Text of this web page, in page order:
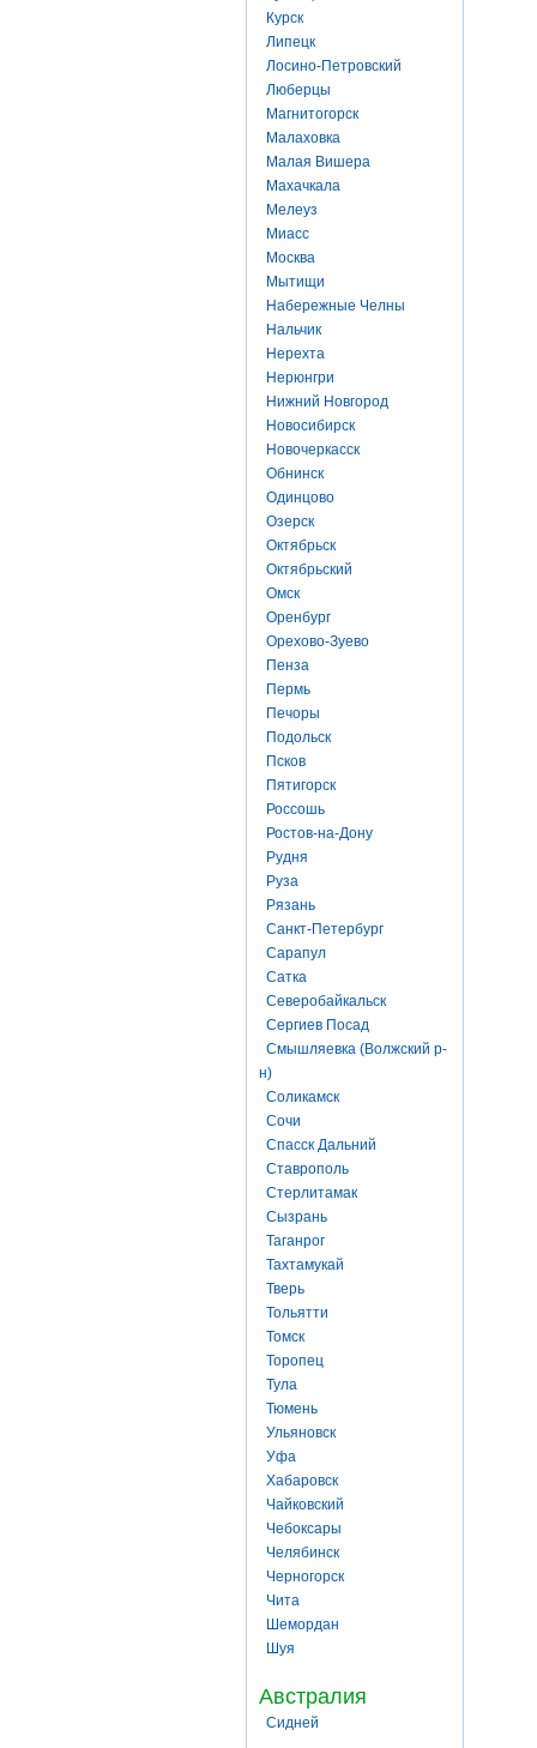
Курск
Липецк
Лосино-Петровский
Люберцы
Магнитогорск
Малаховка
Малая Вишера
Махачкала
Мелеуз
Миасс
Москва
Мытищи
Набережные Челны
Нальчик
Нерехта
Нерюнгри
Нижний Новгород
Новосибирск
Новочеркасск
Обнинск
Одинцово
Озерск
Октябрьск
Октябрьский
Омск
Оренбург
Орехово-Зуево
Пенза
Пермь
Печоры
Подольск
Псков
Пятигорск
Россошь
Ростов-на-Дону
Рудня
Руза
Рязань
Санкт-Петербург
Сарапул
Сатка
Северобайкальск
Сергиев Посад
Смышляевка (Волжский р-
н)
Соликамск
Сочи
Спасск Дальний
Ставрополь
Стерлитамак
Сызрань
Таганрог
Тахтамукай
Тверь
Тольятти
Томск
Торопец
Тула
Тюмень
Ульяновск
Уфа
Хабаровск
Чайковский
Чебоксары
Челябинск
Черногорск
Чита
Шемордан
Шуя
Австралия
Сидней